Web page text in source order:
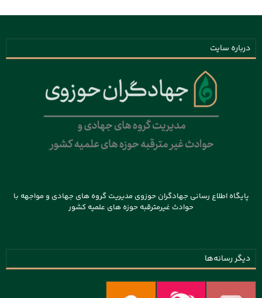
درباره سایت
پایگاه اطلاع رسانی جهادگران حوزوی مدیریت گروه های جهادی و مواجهه با
حوادث غیرمترقبه حوزه های علمیه کشور
دیگر رسانه‌ها